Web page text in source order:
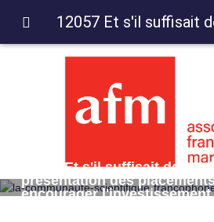
12057 Et s'il suffisait de
présentation des
encourager